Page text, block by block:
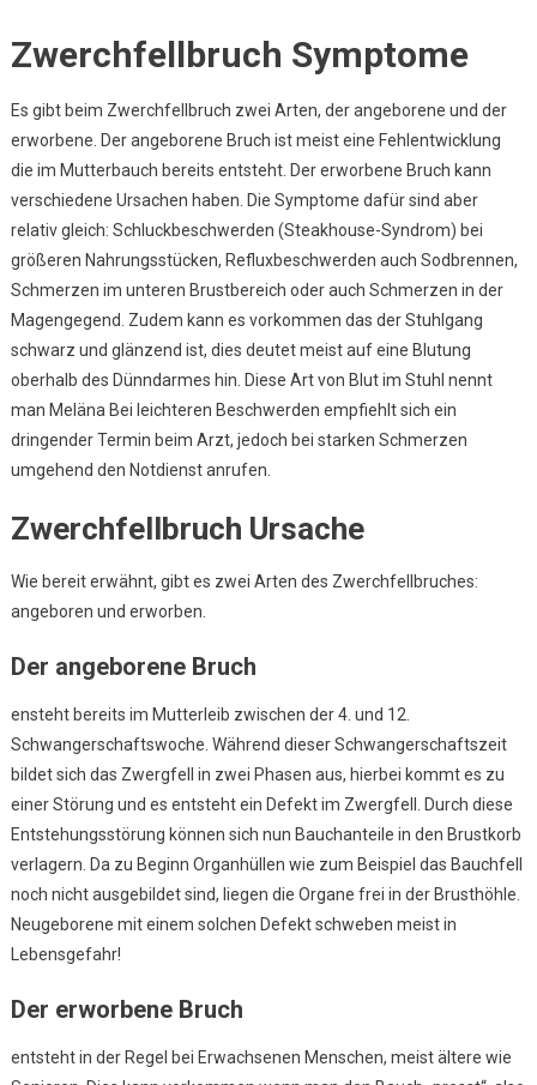
Zwerchfellbruch Symptome
Es gibt beim Zwerchfellbruch zwei Arten, der angeborene und der
erworbene. Der angeborene Bruch ist meist eine Fehlentwicklung
die im Mutterbauch bereits entsteht. Der erworbene Bruch kann
verschiedene Ursachen haben. Die Symptome dafür sind aber
relativ gleich: Schluckbeschwerden (Steakhouse-Syndrom) bei
größeren Nahrungsstücken, Refluxbeschwerden auch Sodbrennen,
Schmerzen im unteren Brustbereich oder auch Schmerzen in der
Magengegend. Zudem kann es vorkommen das der Stuhlgang
schwarz und glänzend ist, dies deutet meist auf eine Blutung
oberhalb des Dünndarmes hin. Diese Art von Blut im Stuhl nennt
man Meläna Bei leichteren Beschwerden empfiehlt sich ein
dringender Termin beim Arzt, jedoch bei starken Schmerzen
umgehend den Notdienst anrufen.
Zwerchfellbruch Ursache
Wie bereit erwähnt, gibt es zwei Arten des Zwerchfellbruches:
angeboren und erworben.
Der angeborene Bruch
ensteht bereits im Mutterleib zwischen der 4. und 12.
Schwangerschaftswoche. Während dieser Schwangerschaftszeit
bildet sich das Zwergfell in zwei Phasen aus, hierbei kommt es zu
einer Störung und es entsteht ein Defekt im Zwergfell. Durch diese
Entstehungsstörung können sich nun Bauchanteile in den Brustkorb
verlagern. Da zu Beginn Organhüllen wie zum Beispiel das Bauchfell
noch nicht ausgebildet sind, liegen die Organe frei in der Brusthöhle.
Neugeborene mit einem solchen Defekt schweben meist in
Lebensgefahr!
Der erworbene Bruch
entsteht in der Regel bei Erwachsenen Menschen, meist ältere wie